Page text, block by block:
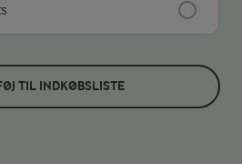
TIL INDKØBSLISTE